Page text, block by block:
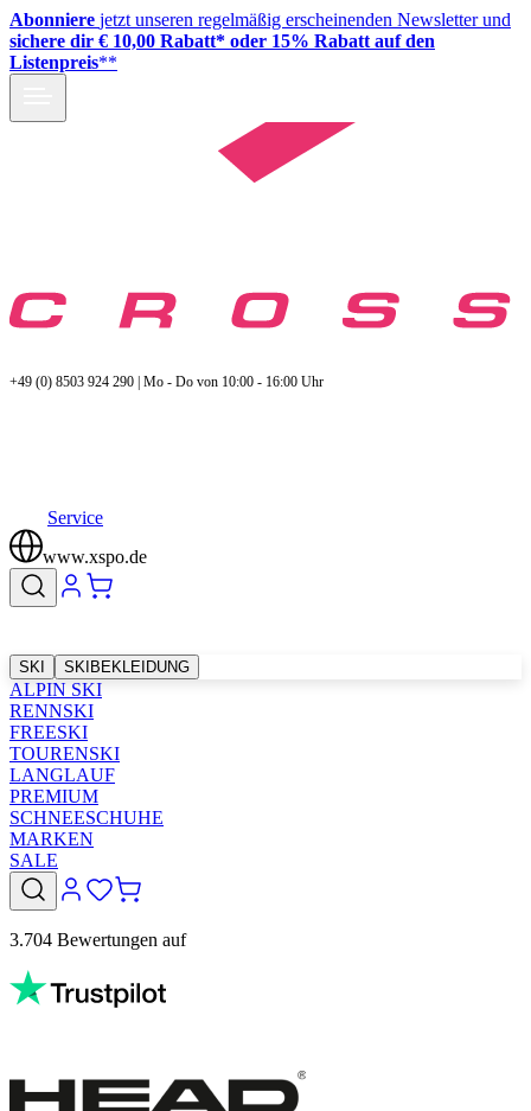
Abonniere jetzt unseren regelmäßig erscheinenden Newsletter und
sichere dir € 10,00 Rabatt* oder 15% Rabatt auf den
Listenpreis**
+49 (0) 8503 924 290 | Mo - Do von 10:00 - 16:00 Uhr
Service
www.xspo.de
SKI SKIBEKLEIDUNG
ALPIN SKI
RENNSKI
FREESKI
TOURENSKI
LANGLAUF
PREMIUM
SCHNEESCHUHE
MARKEN
SALE
3.704 Bewertungen auf